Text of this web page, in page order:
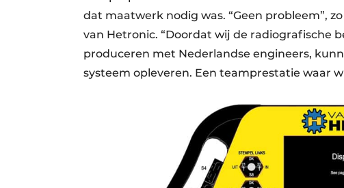
dat maatwerk nodig was. “Geen probleem”,
van Hetronic. “Doordat wij de radiografische
produceren met Nederlandse engineers,
systeem opleveren. Een teamprestatie waar